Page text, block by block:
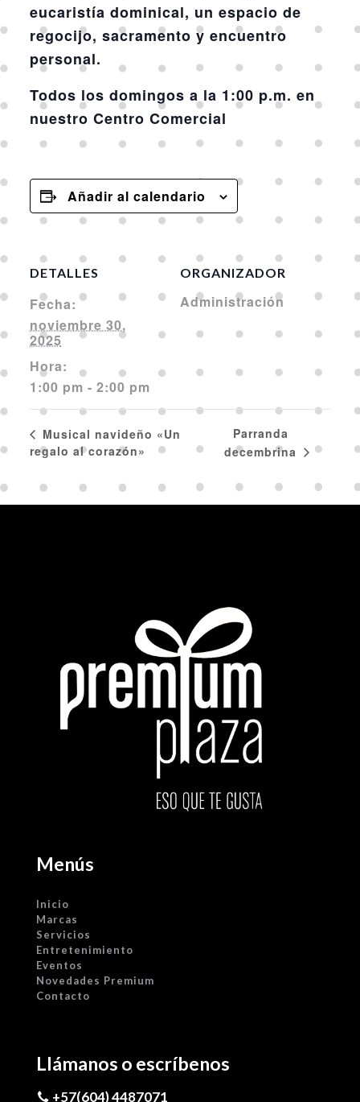
eucaristía dominical, un espacio de
regocijo, sacramento y encuentro
personal.
Todos los domingos a la 1:00 p.m. en
nuestro Centro Comercial
Añadir al calendario
DETALLES
Fecha:
noviembre 30,
2025
Hora:
1:00 pm - 2:00 pm
ORGANIZADOR
Administración
Musical navideño «Un
regalo al corazón»
Parranda
decembrina
Menús
Inicio
Marcas
Servicios
Entretenimiento
Eventos
Novedades Premium
Contacto
Llámanos o escríbenos
+57(604) 4487071